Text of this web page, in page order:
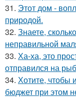
31. Этот дом -
природой.
32. Знаете,
неправильной
33. Ха-ха, это
отправился на
34. Хотите, чтобы
бюджет при этом